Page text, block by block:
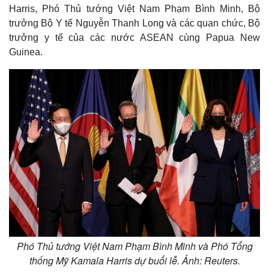
Harris, Phó Thủ tướng Việt Nam Phạm Bình Minh, Bộ
trưởng Bộ Y tế Nguyễn Thanh Long và các quan chức, Bộ
trưởng y tế của các nước ASEAN cùng Papua New
Guinea.
Phó Thủ tướng Việt Nam Phạm Bình Minh và Phó Tổng
thống Mỹ Kamala Harris dự buổi lễ. Ảnh: Reuters.